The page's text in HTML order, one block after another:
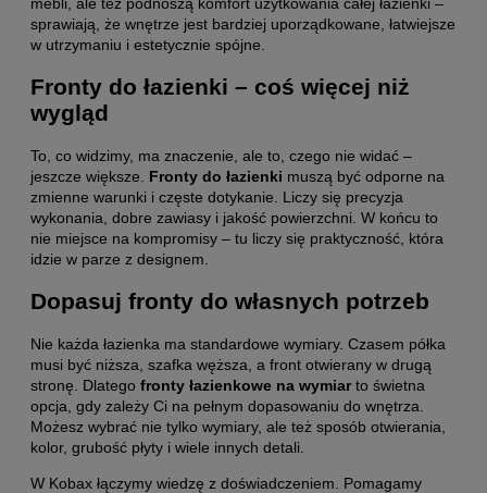
sprawiają, że wnętrze jest bardziej uporządkowane, łatwiejsze
w utrzymaniu i estetycznie spójne.
Fronty do łazienki – coś więcej niż
wygląd
To, co widzimy, ma znaczenie, ale to, czego nie widać –
jeszcze większe. Fronty do łazienki muszą być odporne na
zmienne warunki i częste dotykanie. Liczy się precyzja
wykonania, dobre zawiasy i jakość powierzchni. W końcu to
nie miejsce na kompromisy – tu liczy się praktyczność, która
idzie w parze z designem.
Dopasuj fronty do własnych potrzeb
Nie każda łazienka ma standardowe wymiary. Czasem półka
musi być niższa, szafka węższa, a front otwierany w drugą
stronę. Dlatego fronty łazienkowe na wymiarto świetna
opcja, gdy zależy Ci na pełnym dopasowaniu do wnętrza.
Możesz wybrać nie tylko wymiary, ale też sposób otwierania,
kolor, grubość płyty i wiele innych detali.
W Kobax łączymy wiedzę z doświadczeniem. Pomagamy